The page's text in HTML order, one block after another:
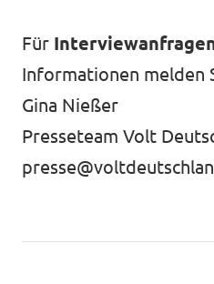
Für
Informationen melden
Gina Nießer
Presseteam Volt